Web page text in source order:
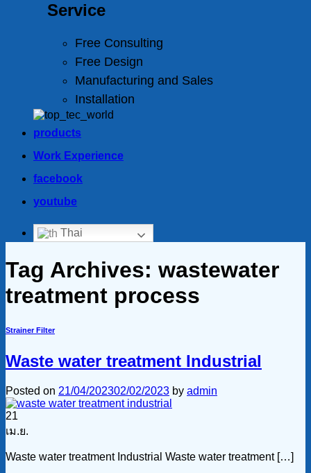
Service
Free Consulting
Free Design
Manufacturing and Sales
Installation
products
Work Experience
facebook
youtube
Thai
Tag Archives: wastewater
treatment process
Strainer Filter
Waste water treatment Industrial
Posted on 21/04/202302/02/2023 by admin
21
เม.ย.
Waste water treatment Industrial Waste water treatment […]